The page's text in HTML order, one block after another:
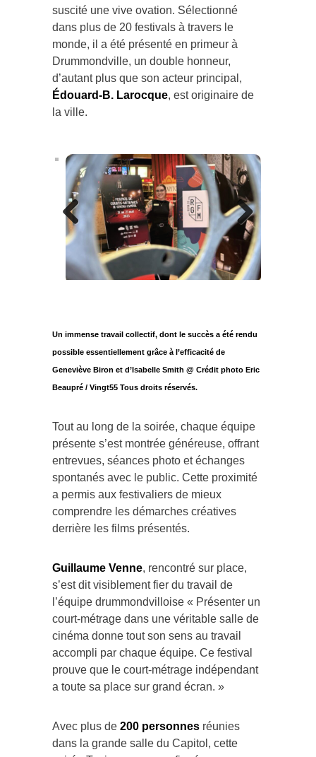
suscité une vive ovation. Sélectionné
dans plus de 20 festivals à travers le
monde, il a été présenté en primeur à
Drummondville, un double honneur,
d’autant plus que son acteur principal,
Édouard-B. Larocque, est originaire de
la ville.
Previous Next
Un immense travail collectif, dont le succès a été rendu
possible essentiellement grâce à l’efficacité de
Geneviève Biron et d’Isabelle Smith @ Crédit photo Eric
Beaupré / Vingt55 Tous droits réservés.
Tout au long de la soirée, chaque équipe
présente s’est montrée généreuse, offrant
entrevues, séances photo et échanges
spontanés avec le public. Cette proximité
a permis aux festivaliers de mieux
comprendre les démarches créatives
derrière les films présentés.
Guillaume Venne , rencontré sur place,
s’est dit visiblement fier du travail de
l’équipe drummondvilloise « Présenter un
court-métrage dans une véritable salle de
cinéma donne tout son sens au travail
accompli par chaque équipe. Ce festival
prouve que le court-métrage indépendant
a toute sa place sur grand écran. »
Avec plus de 200 personnes réunies
dans la grande salle du Capitol, cette